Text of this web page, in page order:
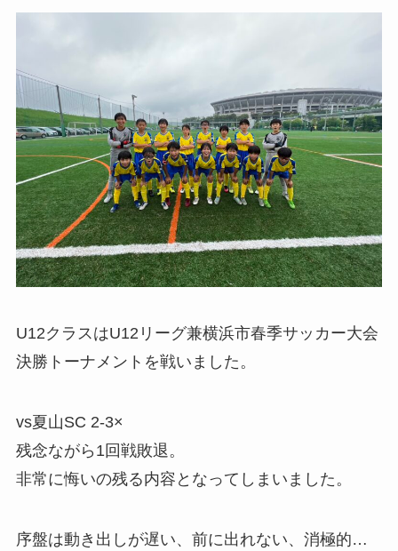
U12クラスはU12リーグ兼横浜市春季サッカー大会
決勝トーナメントを戦いました。
vs夏山SC 2-3×
残念ながら1回戦敗退。
非常に悔いの残る内容となってしまいました。
序盤は動き出しが遅い、前に出れない、消極的…